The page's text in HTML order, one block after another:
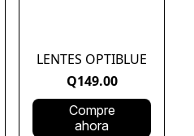
LENTES OPTIBLUE
Q149.00
Compre
ahora